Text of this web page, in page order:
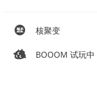
核聚变
BOOOM 试玩中